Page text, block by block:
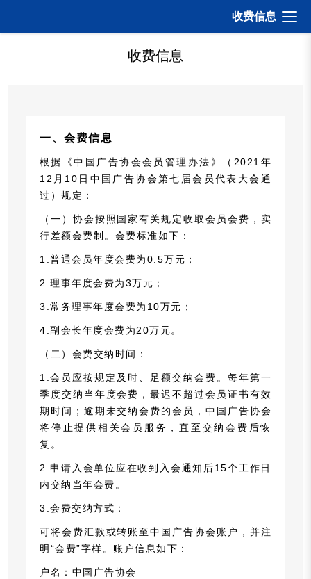
收费信息 打开
收费信息
一、会费信息
根据《中国广告协会会员管理办法》（2021年
12月10日中国广告协会第七届会员代表大会通
过）规定：
（一）协会按照国家有关规定收取会员会费，实
行差额会费制。会费标准如下：
1.普通会员年度会费为0.5万元；
2.理事年度会费为3万元；
3.常务理事年度会费为10万元；
4.副会长年度会费为20万元。
（二）会费交纳时间：
1.会员应按规定及时、足额交纳会费。每年第一
季度交纳当年度会费，最迟不超过会员证书有效
期时间；逾期未交纳会费的会员，中国广告协会
将停止提供相关会员服务，直至交纳会费后恢
复。
2.申请入会单位应在收到入会通知后15个工作日
内交纳当年会费。
3.会费交纳方式：
可将会费汇款或转账至中国广告协会账户，并注
明“会费”字样。账户信息如下：
户名：中国广告协会